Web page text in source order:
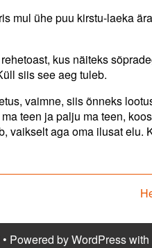
mul ühe puu kirstu-laeka
kus näiteks
siis see aeg tuleb.
vaimne, siis õnneks
teen ja palju ma teen,
vaikselt aga oma ilusat elu.
• Powered byWordPresswith